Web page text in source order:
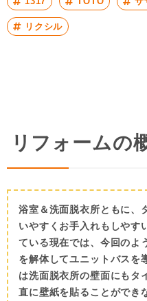
リクシル
リフォームの
浴室＆洗面脱衣所ともに、
いやすくお手入れもしやす
ている現在では、今回のよ
を解体してユニットバスを
は洗面脱衣所の壁面にもタ
直に壁紙を貼ることができ